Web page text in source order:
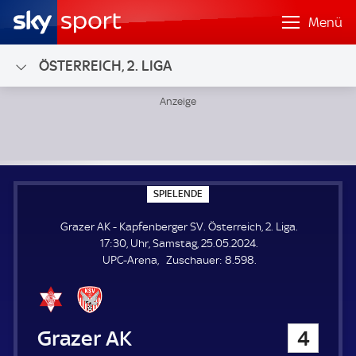
Menü
ÖSTERREICH, 2. LIGA
SPIELENDE
P
E
L
E
N
Grazer AK - Kapfenberger SV. Österreich, 2. Liga.
17:30, Uhr, Samstag, 25.05.2024.
UPC-Arena
Zuschauer: Z
8.598.
Grazer AK 4